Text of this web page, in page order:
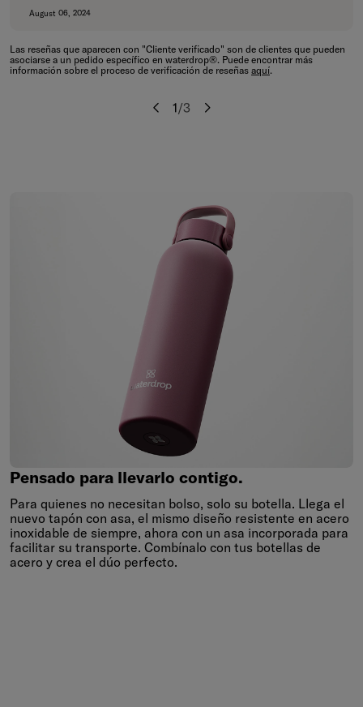
August 06, 2024
Las reseñas que aparecen con "Cliente verificado" son de clientes que pueden
asociarse a un pedido específico en waterdrop®. Puede encontrar más
información sobre el proceso de verificación de reseñas aquí.
Anterior
1/3
Siguiente
Pensado para llevarlo contigo.
Pensado para llevarlo contigo.
Para quienes no necesitan bolso, solo su botella. Llega el
nuevo tapón con asa, el mismo diseño resistente en acero
inoxidable de siempre, ahora con un asa incorporada para
facilitar su transporte. Combínalo con tus botellas de
acero y crea el dúo perfecto.